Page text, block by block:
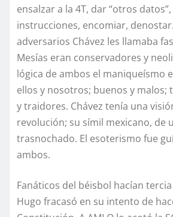
ensalzar a la 4T, dar “otros
instrucciones, encomiar,
adversarios Chávez les llamaba
Mesías eran conservadores y
lógica de ambos el maniqueísmo
ellos y nosotros; buenos y
y traidores. Chávez tenía una
revolución; su símil mexicano, de
trasnochado. El esoterismo fue
ambos.
Fanáticos del béisbol hacían
Hugo fracasó en su intento de